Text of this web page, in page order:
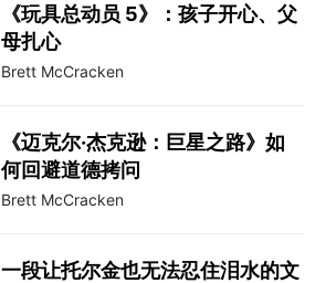
《玩具总动员 5》：孩子开心、父
母扎心
Brett McCracken
《迈克尔·杰克逊：巨星之路》如
何回避道德拷问
Brett McCracken
一段让托尔金也无法忍住泪水的文